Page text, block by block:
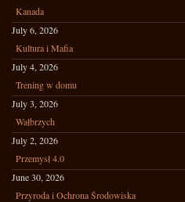
Kanada
July 6, 2026
Kultura i Mafia
July 4, 2026
Trening w domu
July 3, 2026
Wałbrzych
July 2, 2026
Przemysł 4.0
June 30, 2026
Przyroda i Ochrona Środowiska